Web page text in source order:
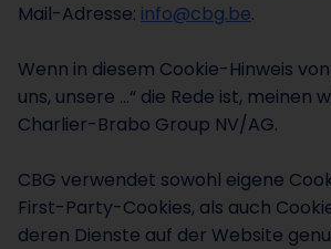
Mail-Adresse: info@cbg.be.
Wenn in diesem Cookie-Hinweis von
uns, unsere ...“ die Rede ist, meinen
Charlier-Brabo Group NV/AG.
CBG verwendet sowohl eigene
First-Party-Cookies, als auch
deren Dienste auf der Website